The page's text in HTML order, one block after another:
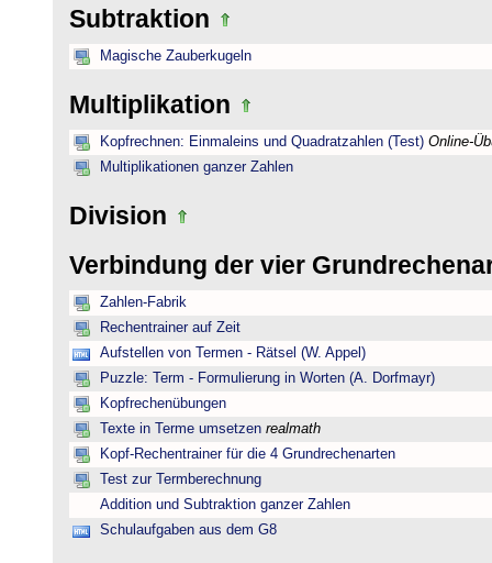
Subtraktion
Magische Zauberkugeln
Multiplikation
Kopfrechnen: Einmaleins und Quadratzahlen (Test) Online-
Multiplikationen ganzer Zahlen
Division
Verbindung der vier
Zahlen-Fabrik
Rechentrainer auf Zeit
Aufstellen von Termen - Rätsel (W. Appel)
Puzzle: Term - Formulierung in Worten (A. Dorfmayr)
Kopfrechenübungen
Texte in Terme umsetzen realmath
Kopf-Rechentrainer für die 4 Grundrechenarten
Test zur Termberechnung
Addition und Subtraktion ganzer Zahlen
Schulaufgaben aus dem G8